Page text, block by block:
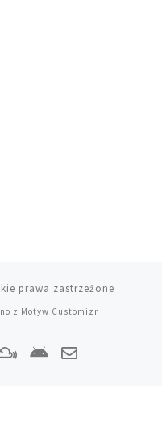
prawa zastrzeżone
z Motyw Customizr